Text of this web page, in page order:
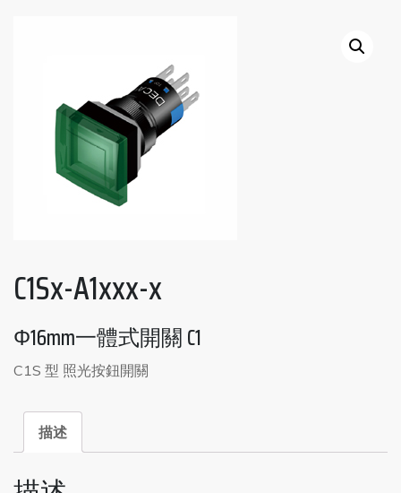
C1Sx-A1xxx-x
Φ16mm一體式開關 C1
C1S 型 照光按鈕開關
描述